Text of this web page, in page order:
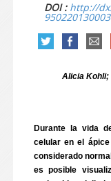
DOI : http://
Alicia Kohli;
Durante la vida
celular en el
considerado
es posible